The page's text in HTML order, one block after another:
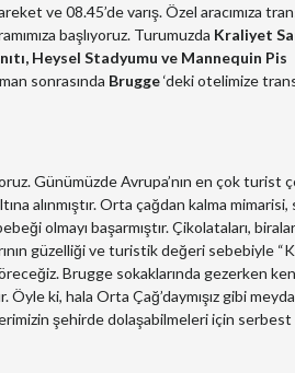
ve 08.45’de varış. Özel aracımıza
başlıyoruz. Turumuzda Kraliyet
Heysel Stadyumu ve Mannequin Pis
sonrasında Brugge‘deki otelimize
Günümüzde Avrupa’nın en çok turist
alınmıştır. Orta çağdan kalma mimarisi,
olmayı başarmıştır. Çikolataları,
güzelliği ve turistik değeri sebebiyle
Brugge sokaklarında gezerken
ki, hala Orta Çağ’daymışız gibi
şehirde dolaşabilmeleri için serbest